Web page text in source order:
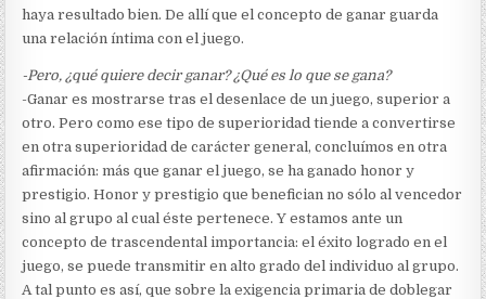
haya resultado bien. De allí que el concepto de ganar guarda
una relación íntima con el juego.
-Pero, ¿qué quiere decir ganar? ¿Qué es lo que se gana?
-Ganar es mostrarse tras el desenlace de un juego, superior a
otro. Pero como ese tipo de superioridad tiende a convertirse
en otra superioridad de carácter general, concluímos en otra
afirmación: más que ganar el juego, se ha ganado honor y
prestigio. Honor y prestigio que benefician no sólo al vencedor
sino al grupo al cual éste pertenece. Y estamos ante un
concepto de trascendental importancia: el éxito logrado en el
juego, se puede transmitir en alto grado del individuo al grupo.
A tal punto es así, que sobre la exigencia primaria de doblegar